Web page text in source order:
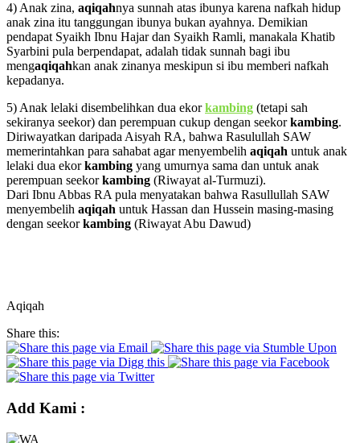
4) Anak zina, aqiqahnya sunnah atas ibunya karena nafkah hidup
anak zina itu tanggungan ibunya bukan ayahnya. Demikian
pendapat Syaikh Ibnu Hajar dan Syaikh Ramli, manakala Khatib
Syarbini pula berpendapat, adalah tidak sunnah bagi ibu
mengaqiqahkan anak zinanya meskipun si ibu memberi nafkah
kepadanya.
5) Anak lelaki disembelihkan dua ekorkambing (tetapi sah
sekiranya seekor) dan perempuan cukup dengan seekorkambing.
Diriwayatkan daripada Aisyah RA, bahwa Rasulullah SAW
memerintahkan para sahabat agar menyembelih aqiqah untuk anak
lelaki dua ekorkambing yang umurnya sama dan untuk anak
perempuan seekorkambing (Riwayat al-Turmuzi).
Dari Ibnu Abbas RA pula menyatakan bahwa Rasullullah SAW
menyembelih aqiqah untuk Hassan dan Hussein masing-masing
dengan seekorkambing (Riwayat Abu Dawud)
Aqiqah
Share this:
Add Kami :